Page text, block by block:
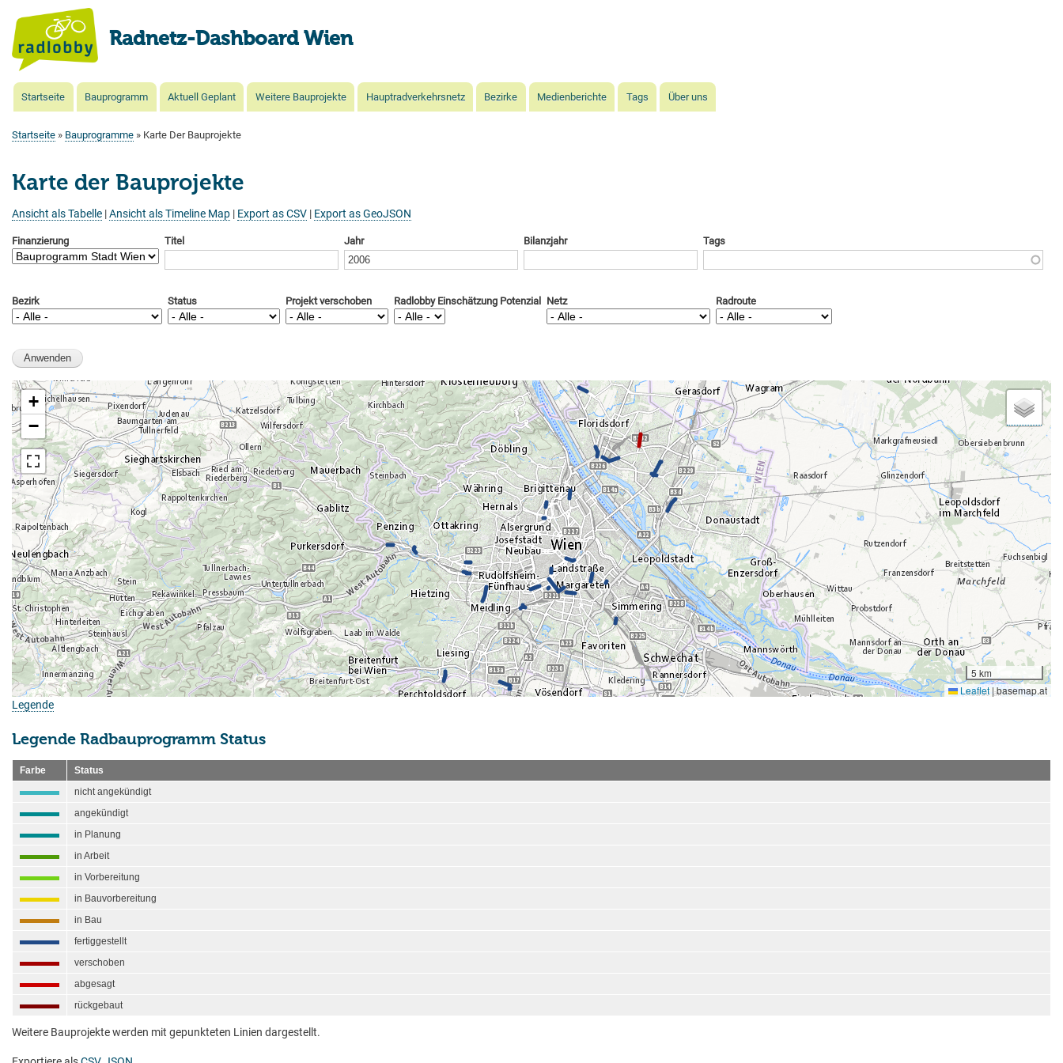
Radnetz-Dashboard Wien
MainStartseite Bauprogramm Aktuell Geplant Weitere Bauprojekte Hauptradverkehrsnetz Bezirke Medienberichte Tags Über uns
Startseite Bauprogramme Karte Der Bauprojekte
Karte der Bauprojekte
Ansicht als Tabelle |Ansicht als Timeline Map | Export as CSV | Export as GeoJSON
Finanzierung Titel Jahr Bilanzjahr Tags
Bezirk Status Projekt verschoben Radlobby Einschätzung Potenzial Netz Radroute
+
−
5 km
Leaflet |basemap.at
Legende
Legende Radbauprogramm Status
Farbe
Status
nicht angekündigt
angekündigt
in Planung
in Arbeit
in Vorbereitung
in Bauvorbereitung
in Bau
fertiggestellt
verschoben
abgesagt
rückgebaut
Weitere Bauprojekte werden mit gepunkteten Linien dargestellt.